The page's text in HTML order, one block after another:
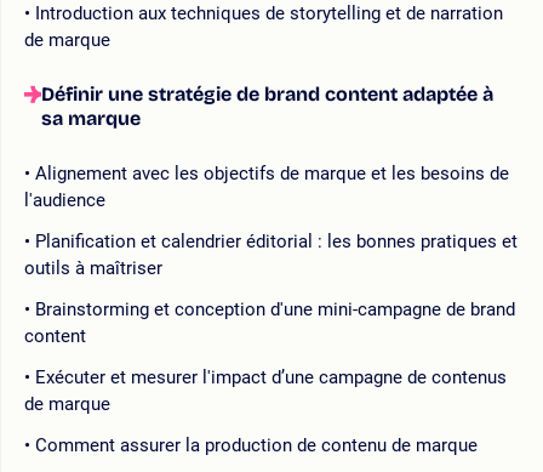
Introduction aux techniques de storytelling et de narration
de marque
Définir une stratégie de brand content adaptée à
sa marque
Alignement avec les objectifs de marque et les besoins de
l'audience
Planification et calendrier éditorial : les bonnes pratiques et
outils à maîtriser
Brainstorming et conception d'une mini-campagne de brand
content
Exécuter et mesurer l'impact d’une campagne de contenus
de marque
Comment assurer la production de contenu de marque